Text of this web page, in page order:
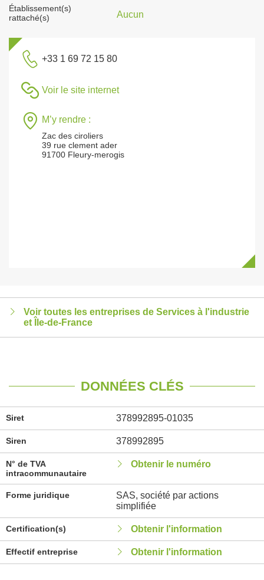
Établissement(s)
rattaché(s)
Aucun
+33 1 69 72 15 80
Voir le site internet
M’y rendre :
Zac des ciroliers
39 rue clement ader
91700 Fleury-merogis
Voir toutes les entreprises de Services à l'industrie
et Île-de-France
DONNÉES CLÉS
Siret 378992895-01035
Siren 378992895
N° de TVA
intracommunautaire
Obtenir le numéro
Forme juridique
SAS, société par actions
simplifiée
Certification(s) Obtenir l'information
Effectif entreprise Obtenir l'information